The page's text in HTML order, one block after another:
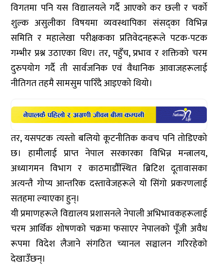
विगतमा पनि यस विद्यालयले गर्दै आएको कर छली र चर्को
शुल्क असुलीका विषयमा व्यवस्थापिका संसद्का विभिन्न
समिति र महालेखा परीक्षकका प्रतिवेदनहरूले पटक-पटक
गम्भीर प्रश्न उठाएका थिए। तर, पहुँच, प्रभाव र शक्तिको चरम
दुरुपयोग गर्दै ती सार्वजनिक एवं वैधानिक आवाजहरूलाई
नीतिगत तहमै सामसुम पारिँदै आइएको थियो।
तर, यसपटक त्यस्तो बलियो कूटनीतिक कवच पनि तोडिएको
छ। हामीलाई प्राप्त नेपाल सरकारका विभिन्न मन्त्रालय,
अध्यागमन विभाग र काठमाडौँस्थित ब्रिटिश दूतावासका
अत्यन्तै गोप्य आन्तरिक दस्तावेजहरूले यो सिंगो प्रकरणलाई
सतहमा ल्याएका हुन्।
यी प्रमाणहरूले विद्यालय प्रशासनले नेपाली अभिभावकहरूलाई
चरम आर्थिक शोषणको चक्रमा फसाएर नेपालको पूँजी अवैध
रूपमा विदेश लैजाने संगठित च्यानल सञ्चालन गरिरहेको
देखाउँछन्।